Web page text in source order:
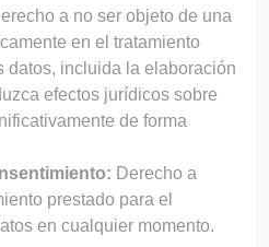
a no ser objeto de una
en el tratamiento
datos, incluida la elaboración
efectos jurídicos sobre
de forma
Derecho a
prestado para el
en cualquier momento.